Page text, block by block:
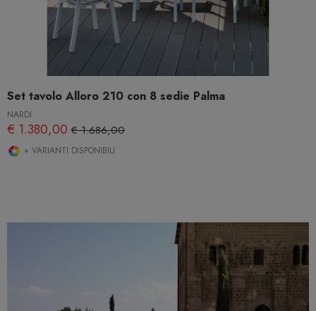
Set tavolo Alloro 210 con 8 sedie Palma
NARDI
€ 1.380,00 € 1.686,00
+ VARIANTI DISPONIBILI